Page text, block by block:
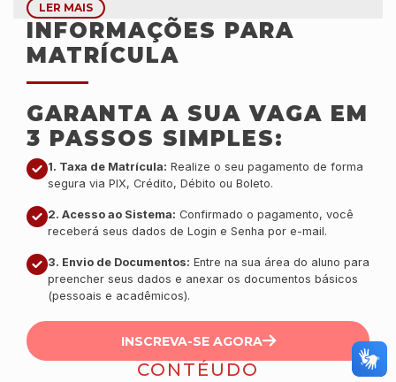
LER MAIS
INFORMAÇÕES PARA
MATRÍCULA
GARANTA A SUA VAGA EM
3 PASSOS SIMPLES:
1. Taxa de Matrícula: Realize o seu pagamento de forma
segura via PIX, Crédito, Débito ou Boleto.
2. Acesso ao Sistema: Confirmado o pagamento, você
receberá seus dados de Login e Senha por e-mail.
3. Envio de Documentos: Entre na sua área do aluno para
preencher seus dados e anexar os documentos básicos
(pessoais e acadêmicos).
INSCREVA-SE AGORA
CONTÉUDO